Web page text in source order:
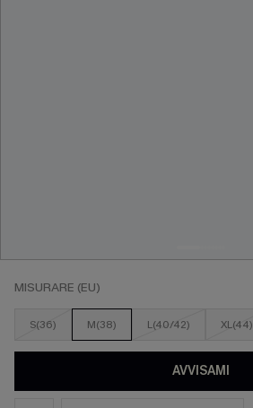
MISURARE (EU)
S(36) M(38) L(40/42) XL(44)
AVVISAMI